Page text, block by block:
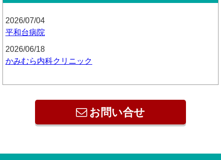
2026/07/04
平和台病院
2026/06/18
かみむら内科クリニック
お問い合せ